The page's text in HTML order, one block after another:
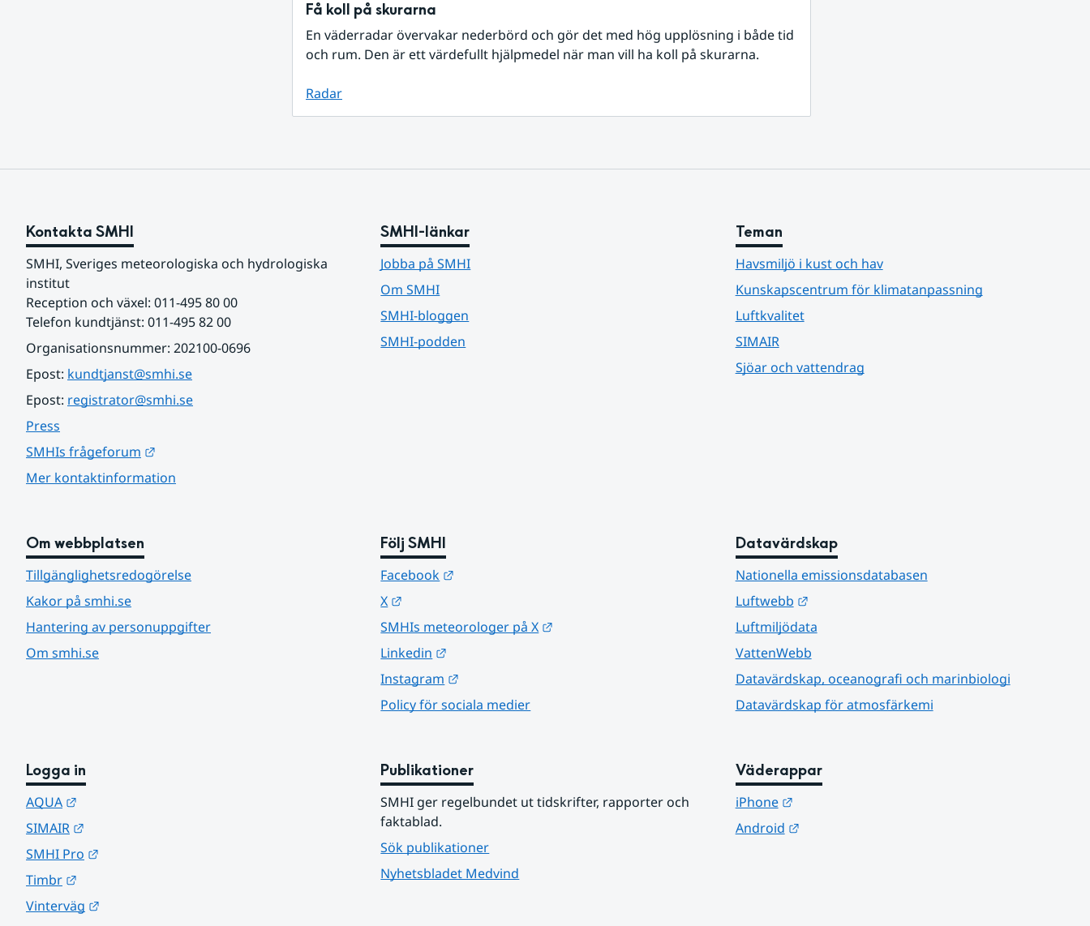
Få koll på skurarna
En väderradar övervakar nederbörd och gör det med hög upplösning i både tid
och rum. Den är ett värdefullt hjälpmedel när man vill ha koll på skurarna.
Radar
Kontakta SMHI
SMHI, Sveriges meteorologiska och hydrologiska
institut
Reception och växel: 011-495 80 00
Telefon kundtjänst: 011-495 82 00
Organisationsnummer: 202100-0696
Epost: kundtjanst@smhi.se
Epost: registrator@smhi.se
Press
SMHIs frågeforum
Mer kontaktinformation
SMHI-länkar
Jobba på SMHI
Om SMHI
SMHI-bloggen
SMHI-podden
Teman
Havsmiljö i kust och hav
Kunskapscentrum för klimatanpassning
Luftkvalitet
SIMAIR
Sjöar och vattendrag
Om webbplatsen
Tillgänglighetsredogörelse
Kakor på smhi.se
Hantering av personuppgifter
Om smhi.se
Följ SMHI
Facebook
X
SMHIs meteorologer på X
Linkedin
Instagram
Policy för sociala medier
Datavärdskap
Nationella emissionsdatabasen
Luftwebb
Länk till annan webbplats.
Luftmiljödata
VattenWebb
Datavärdskap, oceanografi och marinbiologi
Datavärdskap för atmosfärkemi
Logga in
AQUA
SIMAIR
SMHI Pro
Timbr
Vinterväg
Publikationer
SMHI ger regelbundet ut tidskrifter, rapporter och
faktablad.
Sök publikationer
Nyhetsbladet Medvind
Väderappar
iPhone
Länk till annan webbplats.
Android
Länk till annan webbplats.